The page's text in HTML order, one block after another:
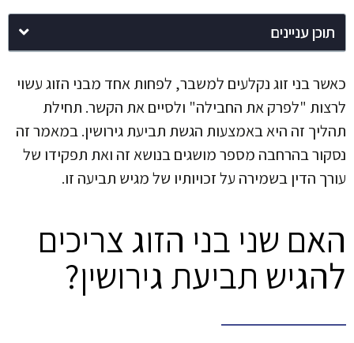
תוכן עניינים
כאשר בני זוג נקלעים למשבר, לפחות אחד מבני הזוג עשוי
לרצות "לפרק את החבילה" ולסיים את הקשר. תחילת
תהליך זה היא באמצעות הגשת תביעת גירושין. במאמר זה
נסקור בהרחבה מספר מושגים בנושא זה ואת תפקידו של
עורך הדין בשמירה על זכויותיו של מגיש תביעה זו.
האם שני בני הזוג צריכים
להגיש תביעת גירושין?